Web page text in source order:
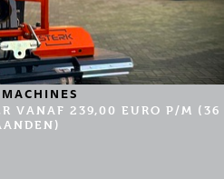
VANAF 239,00 EURO P/M (36